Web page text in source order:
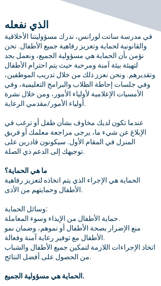
الذي نفعله
في مدرسة سانت لورانس، ندرك مسؤوليتنا الأخلاقية
والقانونية لحماية وتعزيز رفاهية جميع الأطفال. نحن
نؤمن بأن الحماية هي مسؤولية الجميع، ونعمل بجد
لتهيئة بيئة آمنة ومرحبة حيث يتم احترام الأطفال
وتقديرهم. ونحن نعزز ذلك من خلال تدريب الموظفين،
وفي جلسات إحاطة الطلاب والبرامج التعليمية، وفي
الأمسيات الإعلامية لأولياء الأمور، ومن خلال نشرة
أولياء الأمور/مقدمي الرعاية.
عندما تكون لديك مخاوف بشأن طفل أو ترغب في
الإبلاغ عن شيء ما، يرجى مراجعة معلمك أو فريق
المنزل في المقام الأول. سيكونون قادرين على
توجيهك إلى الدعم ذي الصلة.
ما هي الحماية؟
الحماية هي الإجراء الذي يتم اتخاذه لتعزيز رفاهية
الأطفال وحمايتهم من الأذى.
وسائل الحماية:
حماية الأطفال من الإيذاء وسوء المعاملة.
منع الإضرار بصحة الأطفال أو نموهم، وضمان نمو
الأطفال مع توفير رعاية آمنة وفعالة.
اتخاذ الإجراءات اللازمة لتمكين جميع الأطفال والشباب
من الحصول على أفضل النتائج.
الحماية هي مسؤولية الجميع.